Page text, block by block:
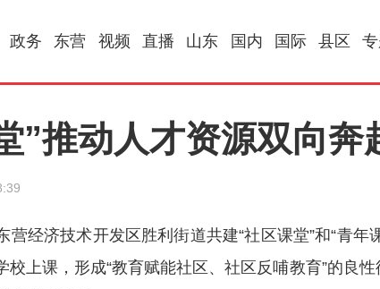
政务 东营 视频 直播 山东 国内 国际 县区
”推动人才资源双向奔
营经济技术开发区胜利街道共建“社区课堂”和“青年
校上课，形成“教育赋能社区、社区反哺教育”的良